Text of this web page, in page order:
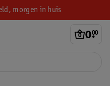
morgen in huis
0.
00